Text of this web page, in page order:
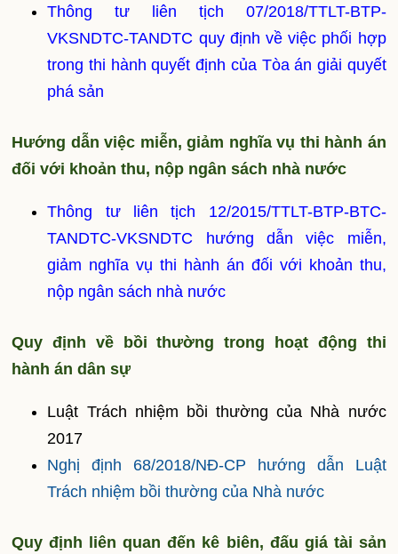
Thông tư liên tịch 07/2018/TTLT-BTP-
VKSNDTC-TANDTC quy định về việc phối hợp
trong thi hành quyết định của Tòa án giải quyết
phá sản
Hướng dẫn việc miễn, giảm nghĩa vụ thi hành án
đối với khoản thu, nộp ngân sách nhà nước
Thông tư liên tịch 12/2015/TTLT-BTP-BTC-
TANDTC-VKSNDTC hướng dẫn việc miễn,
giảm nghĩa vụ thi hành án đối với khoản thu,
nộp ngân sách nhà nước
Quy định về bồi thường trong hoạt động thi
hành án dân sự
Luật Trách nhiệm bồi thường của Nhà nước
2017
Nghị định 68/2018/NĐ-CP hướng dẫn Luật
Trách nhiệm bồi thường của Nhà nước
Quy định liên quan đến kê biên, đấu giá tài sản